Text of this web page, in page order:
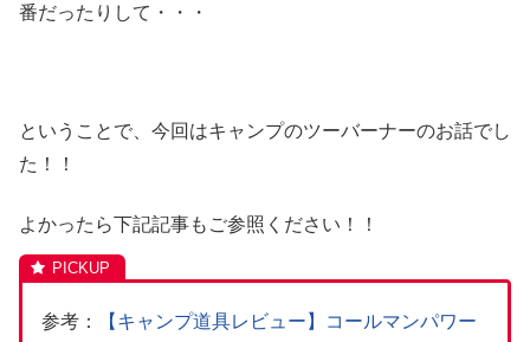
番だったりして・・・
ということで、今回はキャンプのツーバーナーのお話でし
た！！
よかったら下記記事もご参照ください！！
参考：
【キャンプ道具レビュー】コールマンパワー